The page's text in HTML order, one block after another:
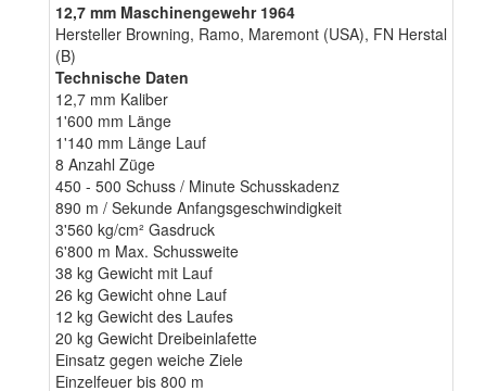
12,7 mm Maschinengewehr 1964
Hersteller Browning, Ramo, Maremont (USA), FN Herstal
(B)
Technische Daten
12,7 mm Kaliber
1'600 mm Länge
1'140 mm Länge Lauf
8 Anzahl Züge
450 - 500 Schuss / Minute Schusskadenz
890 m / Sekunde Anfangsgeschwindigkeit
3'560 kg/cm² Gasdruck
6'800 m Max. Schussweite
38 kg Gewicht mit Lauf
26 kg Gewicht ohne Lauf
12 kg Gewicht des Laufes
20 kg Gewicht Dreibeinlafette
Einsatz gegen weiche Ziele
Einzelfeuer bis 800 m